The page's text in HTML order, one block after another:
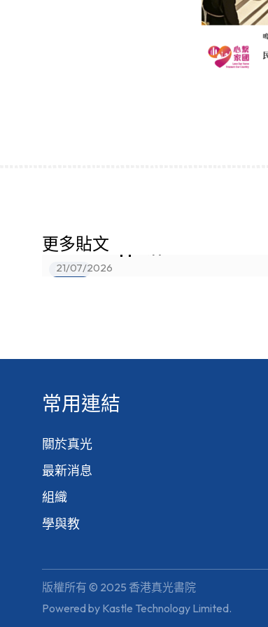
更多貼文
最新消息
Parents App公佈
21/07/2026
常用連結
關於真光
最新消息
組織
學與教
版權所有 © 2025 香港真光書院
Powered by Kastle Technology Limited.